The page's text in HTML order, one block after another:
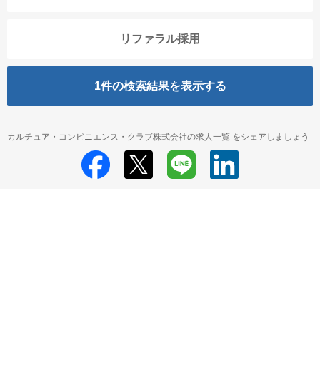
リファラル採用
1件の検索結果を表示する
カルチュア・コンビニエンス・クラブ株式会社の求人一覧 をシェアしましょう